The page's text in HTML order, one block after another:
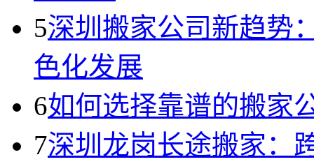
5深圳搬家公司新趋势
色化发展
6如何选择靠谱的搬家
7深圳龙岗长途搬家：